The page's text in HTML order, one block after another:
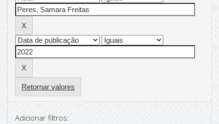
Retornar valores
Adicionar filtros: